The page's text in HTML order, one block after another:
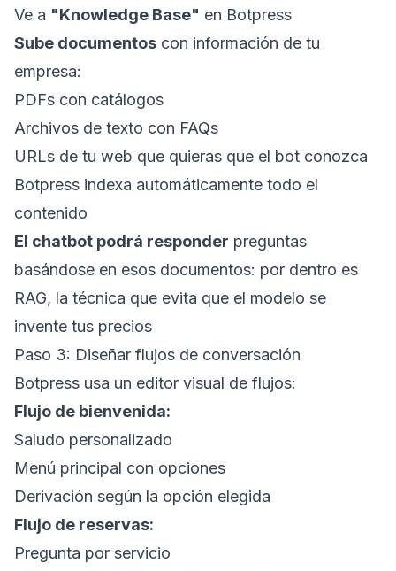
Ve a "Knowledge Base" en Botpress
Sube documentos con información de tu
empresa:
PDFs con catálogos
Archivos de texto con FAQs
URLs de tu web que quieras que el bot conozca
Botpress indexa automáticamente todo el
contenido
El chatbot podrá responder preguntas
basándose en esos documentos: por dentro es
RAG, la técnica que evita que el modelo se
invente tus precios
Paso 3: Diseñar flujos de conversación
Botpress usa un editor visual de flujos:
Flujo de bienvenida:
Saludo personalizado
Menú principal con opciones
Derivación según la opción elegida
Flujo de reservas:
Pregunta por servicio